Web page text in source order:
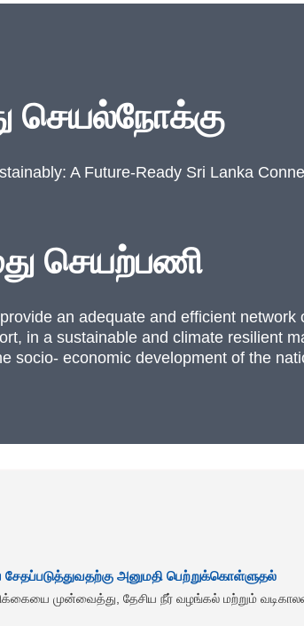
செயல்நோக்கு
A Future-Ready Sri Lanka
செயற்பணி
an adequate and efficient
in a sustainable and climate resilient
socio- economic development of the
அனுமதி பெற்றுக்கொள்ளுதல்
முன்வைத்து, தேசிய நீர் வழங்கல் மற்றும்